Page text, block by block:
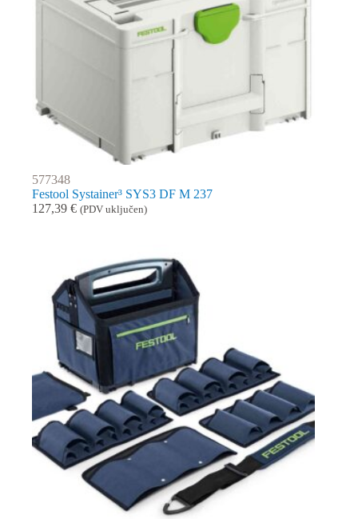
577348
Festool Systainer³ SYS3 DF M 237
127,39 € (PDV uključen)